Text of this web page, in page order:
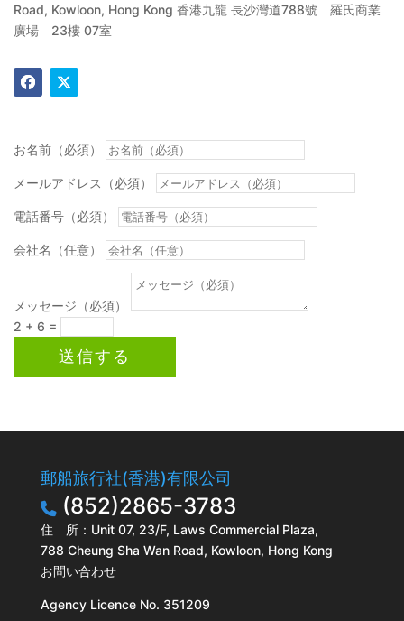
Road, Kowloon, Hong Kong 香港九龍 長沙灣道788號 羅氏商業
廣場 23樓 07室
お名前（必須）
メールアドレス（必須）
電話番号（必須）
会社名（任意）
メッセージ（必須）
2 + 6 =
送信する
郵船旅行社(香港)有限公司
(852)2865-3783
住 所：Unit 07, 23/F, Laws Commercial Plaza,
788 Cheung Sha Wan Road, Kowloon, Hong Kong
お問い合わせ
Agency Licence No. 351209